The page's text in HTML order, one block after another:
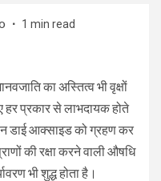
1 min read
का अस्तित्व भी वृक्षों
हर प्रकार से लाभदायक होते
डाई आक्साइड को ग्रहण कर
की रक्षा करने वाली औषधि
भी शुद्ध होता है।